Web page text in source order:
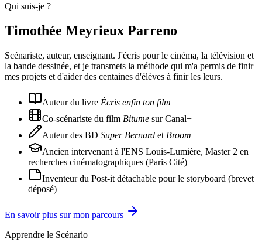
Qui suis-je ?
Timothée Meyrieux Parreno
Scénariste, auteur, enseignant. J'écris pour le cinéma, la télévision et
la bande dessinée, et je transmets la méthode qui m'a permis de finir
mes projets et d'aider des centaines d'élèves à finir les leurs.
Auteur du livre Écris enfin ton film
Co-scénariste du film Bitume sur Canal+
Auteur des BD Super Bernard et Broom
Ancien intervenant à l'ENS Louis-Lumière, Master 2 en
recherches cinématographiques (Paris Cité)
Inventeur du Post-it détachable pour le storyboard (brevet
déposé)
En savoir plus sur mon parcours
Apprendre le Scénario